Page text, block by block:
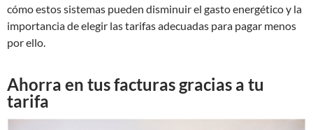
cómo estos sistemas pueden disminuir el gasto energético y la
importancia de elegir las tarifas adecuadas para pagar menos
por ello.
Ahorra en tus facturas gracias a tu
tarifa